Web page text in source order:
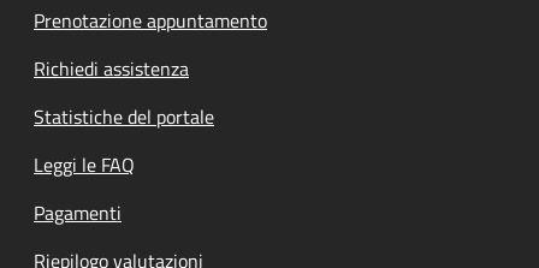
Prenotazione appuntamento
Richiedi assistenza
Statistiche del portale
Leggi le FAQ
Pagamenti
Riepilogo valutazioni